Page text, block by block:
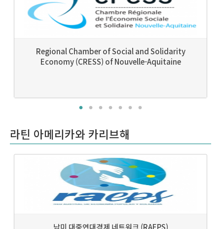
Regional Chamber of Social and Solidarity
Economy (CRESS) of Nouvelle-Aquitaine
라틴 아메리카와 카리브해
남미 대중연대경제 네트워크 (RAEPS)